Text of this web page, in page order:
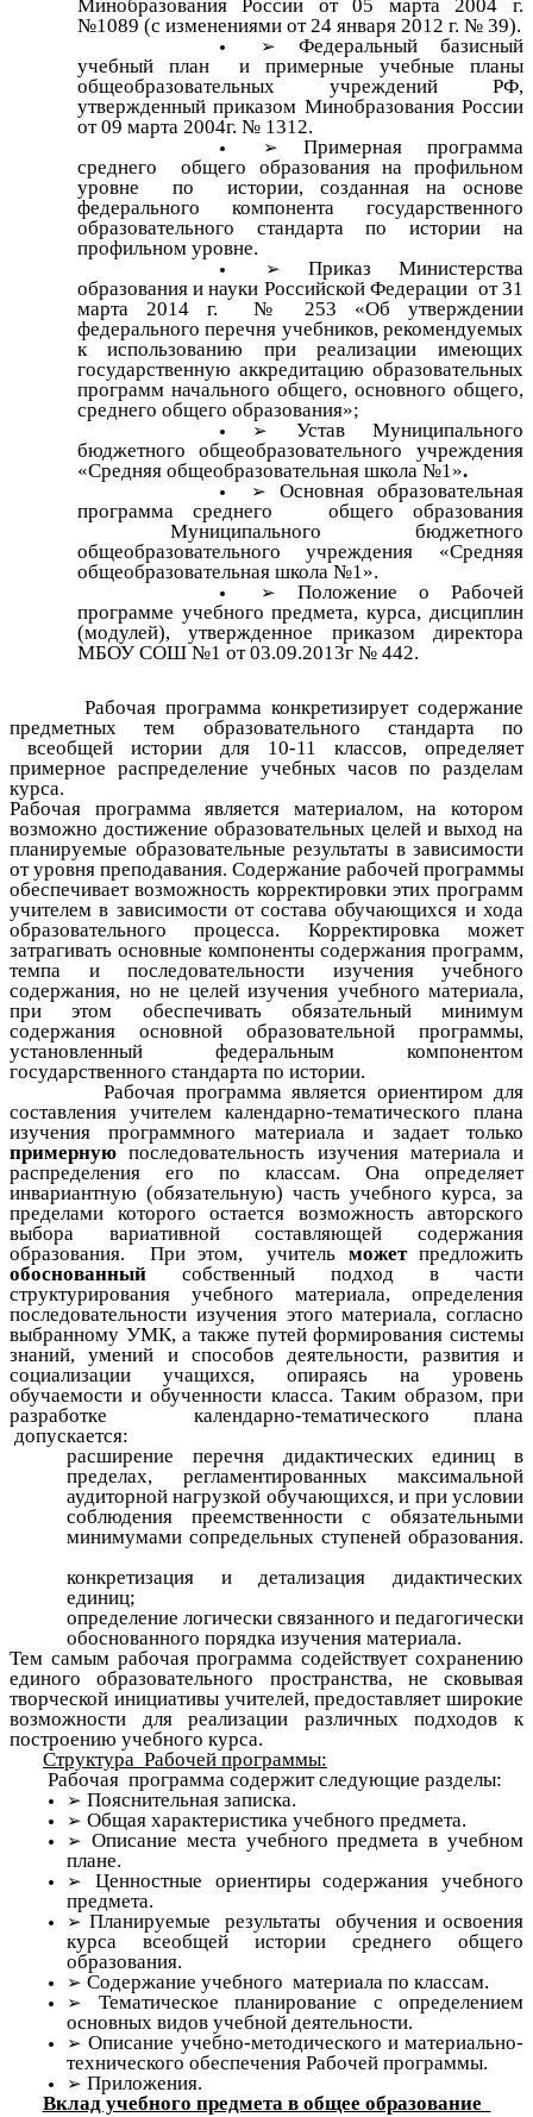
Минобразования России от 05 марта 2004 г.
№1089 (с изменениями от 24 января 2012 г. № 39).
Федеральный базисный
учебный план и примерные учебные планы
общеобразовательных учреждений РФ,
утвержденный приказом Минобразования России
от 09 марта 2004г. № 1312.
Примерная программа
среднего общего образования на профильном
уровне по истории, созданная на основе
федерального компонента государственного
образовательного стандарта по истории на
профильном уровне.
Приказ Министерства
образования и науки Российской Федерации от 31
марта 2014 г. № 253 «Об утверждении
федерального перечня учебников, рекомендуемых
к использованию при реализации имеющих
государственную аккредитацию образовательных
программ начального общего, основного общего,
среднего общего образования»;
Устав Муниципального
бюджетного общеобразовательного учреждения
«Средняя общеобразовательная школа №1».
Основная образовательная
программа среднего общего
образования
Муниципального бюджетного
общеобразовательного учреждения «Средняя
общеобразовательная школа №1».
Положение о Рабочей
программе учебного предмета, курса, дисциплин
(модулей), утвержденное приказом директора
МБОУ СОШ №1 от 03.09.2013г № 442.
Рабочая программа конкретизирует содержание
предметных тем образовательного стандарта по
всеобщей истории для 10-11 классов, определяет
примерное распределение учебных часов по разделам
курса.
Рабочая программа является материалом, на котором
возможно достижение образовательных целей и выход на
планируемые образовательные результаты в зависимости
от уровня преподавания. Содержание рабочей программы
обеспечивает возможность корректировки этих программ
учителем в зависимости от состава обучающихся и хода
образовательного процесса. Корректировка может
затрагивать основные компоненты содержания программ,
темпа и последовательности изучения учебного
содержания, но не целей изучения учебного материала,
при этом обеспечивать обязательный минимум
содержания основной образовательной программы,
установленный федеральным компонентом
государственного стандарта по истории.
Рабочая программа является ориентиром для
составления учителем календарно-тематического плана
изучения программного материала и задает только
примерную последовательность изучения материала и
распределения его по классам. Она определяет
инвариантную (обязательную) часть учебного курса, за
пределами которого остается возможность авторского
выбора вариативной составляющей содержания
образования. При этом, учитель можетпредложить
обоснованный собственный подход в части
структурирования учебного материала, определения
последовательности изучения этого материала, согласно
выбранному УМК, а также путей формирования системы
знаний, умений и способов деятельности, развития и
социализации учащихся, опираясь на уровень
обучаемости и обученности класса. Таким образом, при
разработке календарно-тематического плана
допускается:
расширение перечня дидактических единиц в
пределах, регламентированных максимальной
аудиторной нагрузкой обучающихся, и при условии
соблюдения преемственности с обязательными
минимумами сопредельных ступеней образования.
конкретизация и детализация дидактических
единиц;
определение логически связанного и педагогически
обоснованного порядка изучения материала.
Тем самым рабочая программа содействует сохранению
единого образовательного пространства, не сковывая
творческой инициативы учителей, предоставляет широкие
возможности для реализации различных подходов к
построению учебного курса.
Структура Рабочей программы:
Рабочая программа содержит следующие разделы:
Пояснительная записка.
Общая характеристика учебного предмета.
Описание места учебного предмета в учебном
плане.
Ценностные ориентиры содержания учебного
предмета.
Планируемые результаты обучения и освоения
курса всеобщей истории среднего общего
образования.
Содержание учебного материала по классам.
Тематическое планирование с определением
основных видов учебной деятельности.
Описание учебно-методического и материально-
технического обеспечения Рабочей программы.
Приложения.
Вклад учебного предмета в общее образование